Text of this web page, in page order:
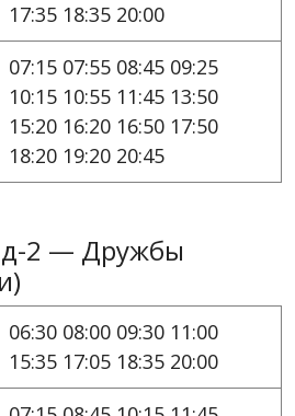
17:35 18:35 20:00
07:15 07:55 08:45 09:25
10:15 10:55 11:45 13:50
15:20 16:20 16:50 17:50
18:20 19:20 20:45
2 — Дружбы
06:30 08:00 09:30 11:00
15:35 17:05 18:35 20:00